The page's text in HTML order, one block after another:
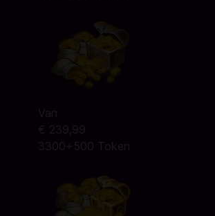
Van
€ 239,99
3300+500 Token